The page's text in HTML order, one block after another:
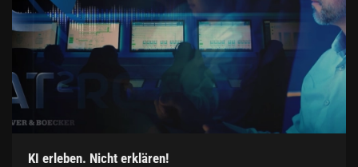
KI erleben. Nicht erklären!